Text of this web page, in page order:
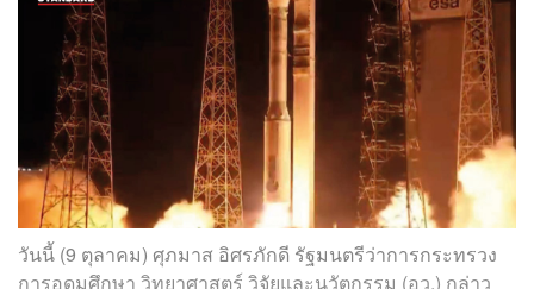
วันนี้ (9 ตุลาคม) ศุภมาส อิศรภักดี รัฐมนตรีว่าการกระทรวง
การอุดมศึกษา วิทยาศาสตร์ วิจัยและนวัตกรรม (อว.) กล่าว